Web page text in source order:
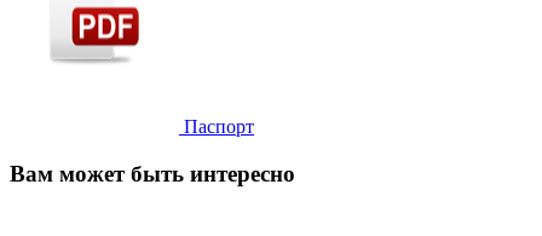
Паспорт
Вам может быть интересно